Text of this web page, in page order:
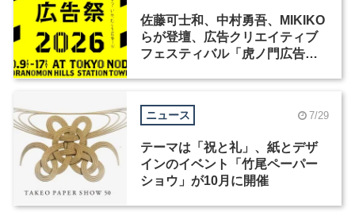
佐藤可士和、中村勇吾、MIKIKO
らが登壇、広告クリエイティブ
フェスティバル「虎ノ門広告
ニュース 7/29
テーマは「祝と礼」、紙とデザ
インのイベント「竹尾ペーパー
ショウ」が10月に開催